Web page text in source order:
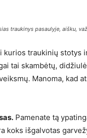
traukinys pasaulyje, aišku,
kurios traukinių
tai skambėtų,
Manoma, kad
Pamenate tą
koks išgalvotas